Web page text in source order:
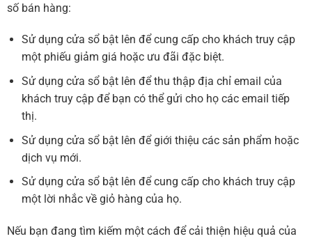
số bán hàng:
Sử dụng cửa sổ bật lên để cung cấp cho khách truy cập
một phiếu giảm giá hoặc ưu đãi đặc biệt.
Sử dụng cửa sổ bật lên để thu thập địa chỉ email của
khách truy cập để bạn có thể gửi cho họ các email tiếp
thị.
Sử dụng cửa sổ bật lên để giới thiệu các sản phẩm hoặc
dịch vụ mới.
Sử dụng cửa sổ bật lên để cung cấp cho khách truy cập
một lời nhắc về giỏ hàng của họ.
Nếu bạn đang tìm kiếm một cách để cải thiện hiệu quả của